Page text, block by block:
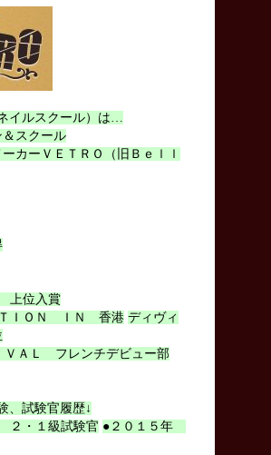
イルスクール）は…
スクール
カーＶＥＴＲＯ（旧Ｂｅｌｌ
上位入賞
ＩＯＮ ＩＮ 香港 ディヴィ
ＶＡＬ フレンチデビュー部
、試験官履歴↓
２・１級試験官 ●２０１５年